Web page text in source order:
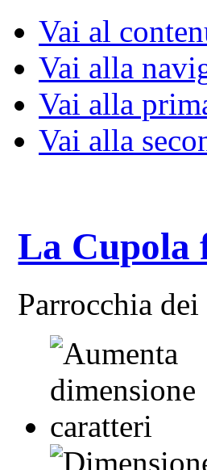
Vai al
Vai alla
Vai alla
Vai alla
La Cupola
Parrocchia